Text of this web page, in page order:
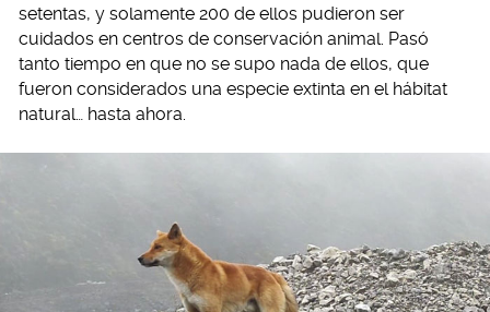
setentas, y solamente 200 de ellos pudieron ser
cuidados en centros de conservación animal. Pasó
tanto tiempo en que no se supo nada de ellos, que
fueron considerados una especie extinta en el hábitat
natural… hasta ahora.